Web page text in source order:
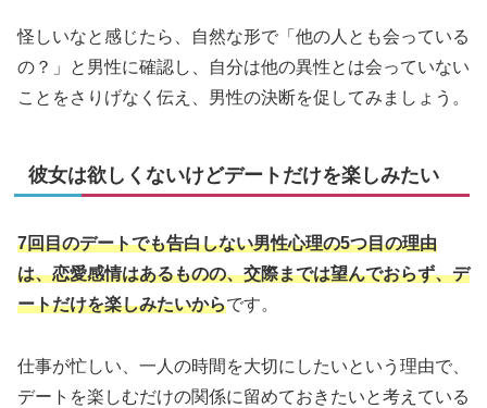
怪しいなと感じたら、自然な形で「他の人とも会っている
の？」と男性に確認し、自分は他の異性とは会っていない
ことをさりげなく伝え、男性の決断を促してみましょう。
彼女は欲しくないけどデートだけを楽しみたい
7回目のデートでも告白しない男性心理の5つ目の理由
は、恋愛感情はあるものの、交際までは望んでおらず、デ
ートだけを楽しみたいからです。
仕事が忙しい、一人の時間を大切にしたいという理由で、
デートを楽しむだけの関係に留めておきたいと考えている